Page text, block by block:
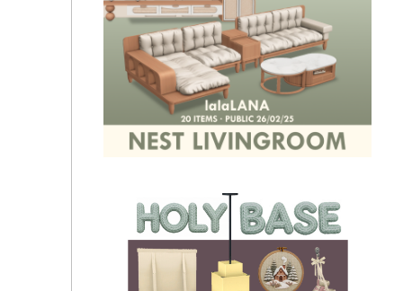
Soft May Embroidery Collection By MDE